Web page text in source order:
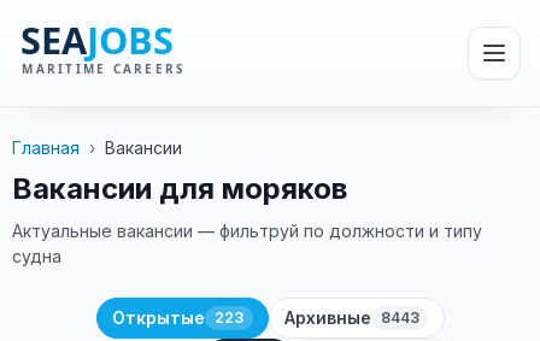
Главная › Вакансии
Вакансии для моряков
Актуальные вакансии — фильтруй по должности и типу
судна
Открытые 223 Архивные 8443